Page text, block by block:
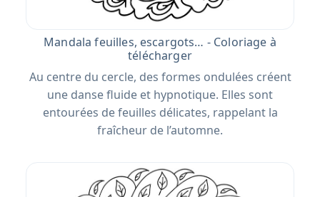
Mandala feuilles, escargots… - Coloriage à
télécharger
Au centre du cercle, des formes ondulées créent
une danse fluide et hypnotique. Elles sont
entourées de feuilles délicates, rappelant la
fraîcheur de l’automne.